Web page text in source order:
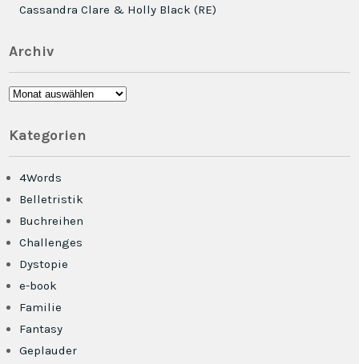
Cassandra Clare & Holly Black (RE)
Archiv
Archiv
Kategorien
4Words
Belletristik
Buchreihen
Challenges
Dystopie
e-book
Familie
Fantasy
Geplauder